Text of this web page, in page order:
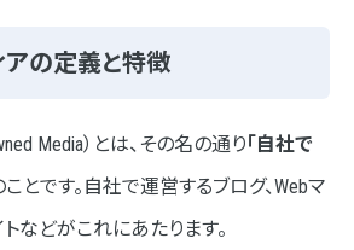
用と改善について
新と改善
ウンドメディア制作実績
アの定義と特徴
Media）とは、その名の通り「自社で
ことです。自社で運営するブログ、Webマ
などがこれにあたります。